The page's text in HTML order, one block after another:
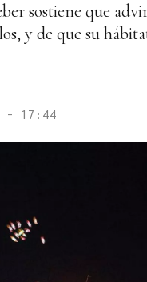
sostiene que
y de que su
- 17:44